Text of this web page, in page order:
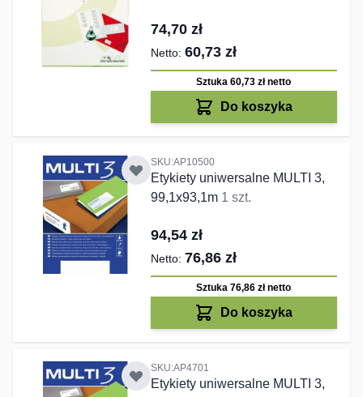
74,70 zł
60,73 zł
Sztuka 60,73 złnetto
Do koszyka
SKU:AP10500
Etykiety uniwersalne MULTI 3,
99,1x93,1m 1 szt.
94,54 zł
76,86 zł
Sztuka 76,86 złnetto
Do koszyka
SKU:AP4701
Etykiety uniwersalne MULTI 3,